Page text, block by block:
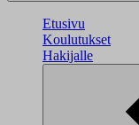
Etusivu
Koulutukset
Hakijalle